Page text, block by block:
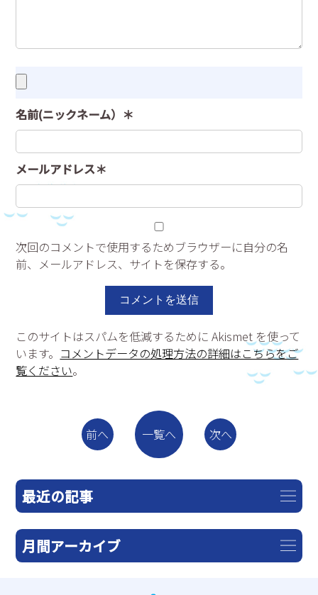
名前(ニックネーム）＊
メールアドレス＊
次回のコメントで使用するためブラウザーに自分の名
前、メールアドレス、サイトを保存する。
このサイトはスパムを低減するために Akismet を使って
います。 コメントデータの処理方法の詳細はこちらをご
覧ください。
前へ 一覧へ 次へ
最近の記事
月間アーカイブ